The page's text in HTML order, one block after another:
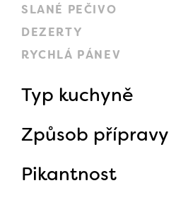
SLANÉ PEČIVO
DEZERTY
RYCHLÁ PÁNEV
Typ kuchyně
Způsob přípravy
Pikantnost